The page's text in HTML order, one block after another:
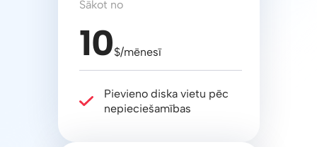
Sākot no
10$/mēnesī
Pievieno diska vietu pēc
nepieciešamības